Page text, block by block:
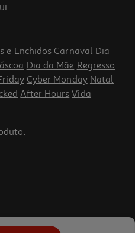
Remake
.
e Enchidos Carnaval Dia
Dia da Mãe Regresso
Cyber Monday Natal
After Hours Vida
.